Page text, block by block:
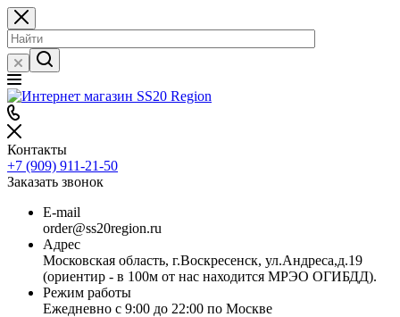
Контакты
+7 (909) 911-21-50
Заказать звонок
E-mail
order@ss20region.ru
Адрес
Московская область, г.Воскресенск, ул.Андреса,д.19
(ориентир - в 100м от нас находится МРЭО ОГИБДД).
Режим работы
Ежедневно с 9:00 до 22:00 по Москве